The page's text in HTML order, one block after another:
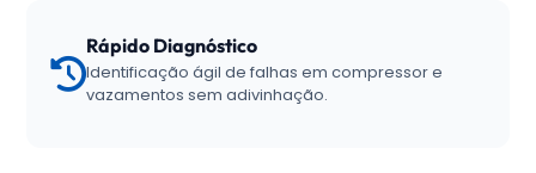
Rápido Diagnóstico
Identificação ágil de falhas em compressor e
vazamentos sem adivinhação.